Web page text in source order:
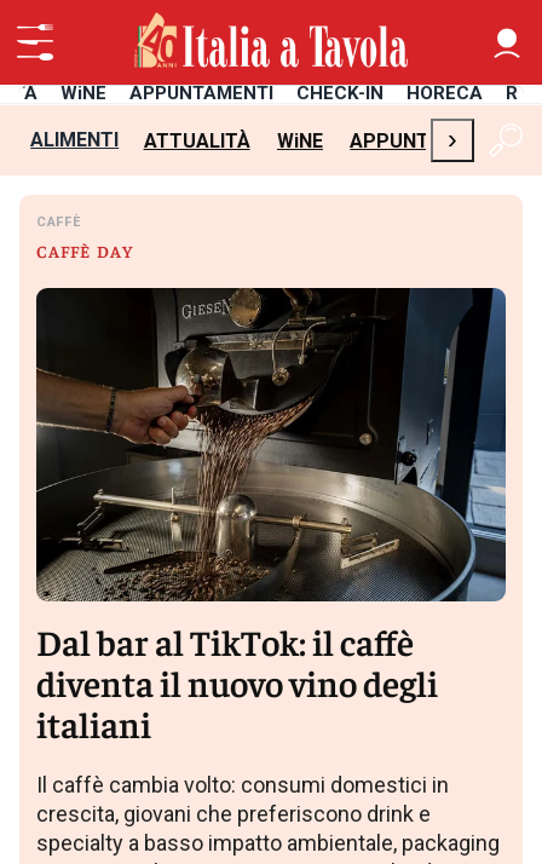
WiNE APPUNTAMENTI CHECK-IN HORECA
ALIMENTI ATTUALITÀ WiNE APPUNTAMENTI
›
CAFFÈ
CAFFÈ DAY
Dal bar al TikTok: il caffè
diventa il nuovo vino degli
italiani
Il caffè cambia volto: consumi domestici in
crescita, giovani che preferiscono drink e
specialty a basso impatto ambientale, packaging